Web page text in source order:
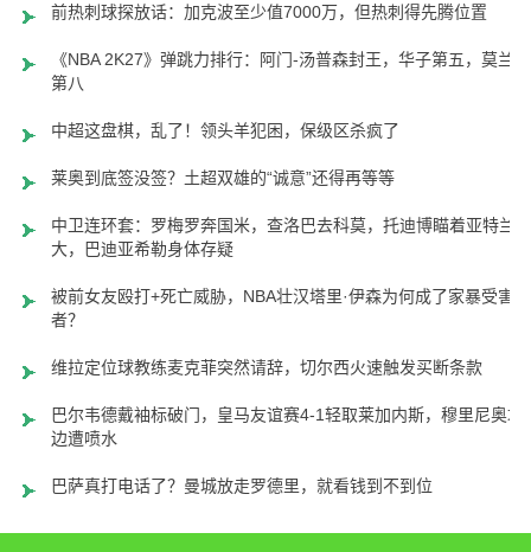
前热刺球探放话：加克波至少值7000万，但热刺得先腾位置
《NBA 2K27》弹跳力排行：阿门-汤普森封王，华子第五，莫兰特
第八
中超这盘棋，乱了！领头羊犯困，保级区杀疯了
莱奥到底签没签？土超双雄的“诚意”还得再等等
中卫连环套：罗梅罗奔国米，查洛巴去科莫，托迪博瞄着亚特兰
大，巴迪亚希勒身体存疑
被前女友殴打+死亡威胁，NBA壮汉塔里·伊森为何成了家暴受害
者？
维拉定位球教练麦克菲突然请辞，切尔西火速触发买断条款
巴尔韦德戴袖标破门，皇马友谊赛4-1轻取莱加内斯，穆里尼奥场
边遭喷水
巴萨真打电话了？曼城放走罗德里，就看钱到不到位